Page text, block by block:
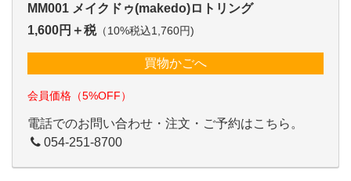
MM001 メイクドゥ(makedo)ロトリング
1,600円＋税（10%税込1,760円)
買物かごへ
会員価格（5%OFF）
電話でのお問い合わせ・注文・ご予約はこちら。
054-251-8700